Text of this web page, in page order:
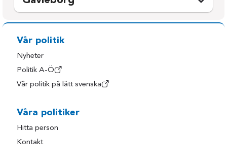
Gävle
Hofors
Hudiksvall
Ljusdal
Vår politik
Nyheter
Politik A-Ö
Vår politik på lätt svenska
Våra politiker
Hitta person
Kontakt